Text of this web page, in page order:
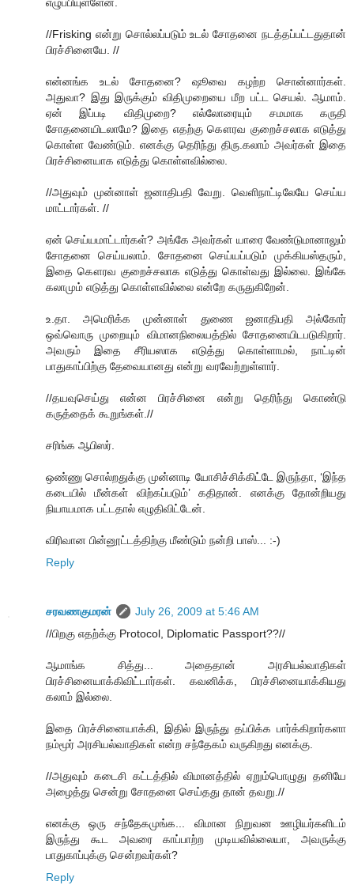
//Frisking என்று சொல்லப்படும் உடல் சோதனை நடத்தப்பட்டதுதான்
பிரச்சினையே. //
என்னங்க உடல் சோதனை? ஷூவை கழற்ற சொன்னார்கள்.
அதுவா? இது இருக்கும் விதிமுறையை மீற பட்ட செயல். ஆமாம்.
ஏன் இப்படி விதிமுறை? எல்லோரையும் சமமாக கருதி
சோதனையிடலாமே? இதை எதற்கு கௌரவ குறைச்சலாக எடுத்து
கொள்ள வேண்டும். எனக்கு தெரிந்து திரு.கலாம் அவர்கள் இதை
பிரச்சினையாக எடுத்து கொள்ளவில்லை.
//அதுவும் முன்னாள் ஜனாதிபதி வேறு. வெளிநாட்டிலேயே செய்ய
மாட்டார்கள். //
ஏன் செய்யமாட்டார்கள்? அங்கே அவர்கள் யாரை வேண்டுமானாலும்
சோதனை செய்யலாம். சோதனை செய்யப்படும் முக்கியஸ்தரும்,
இதை கௌரவ குறைச்சலாக எடுத்து கொள்வது இல்லை. இங்கே
கலாமும் எடுத்து கொள்ளவில்லை என்றே கருதுகிறேன்.
உ.தா. அமெரிக்க முன்னாள் துணை ஜனாதிபதி அல்கோர்
ஒவ்வொரு முறையும் விமானநிலையத்தில் சோதனையிடபடுகிறார்.
அவரும் இதை சீரியஸாக எடுத்து கொள்ளாமல், நாட்டின்
பாதுகாப்பிற்கு தேவையானது என்று வரவேற்றுள்ளார்.
//தயவுசெய்து என்ன பிரச்சினை என்று தெரிந்து கொண்டு
கருத்தைக் கூறுங்கள்.//
சரிங்க ஆபிஸர்.
ஒண்ணு சொல்றதுக்கு முன்னாடி யோசிச்சிக்கிட்டே இருந்தா, ‘இந்த
கடையில் மீன்கள் விற்கப்படும்’ கதிதான். எனக்கு தோன்றியது
நியாயமாக பட்டதால் எழுதிவிட்டேன்.
விரிவான பின்னூட்டத்திற்கு மீண்டும் நன்றி பாஸ்... :-)
Reply
சரவணகுமரன்
July 26, 2009 at 5:46 AM
//பிறகு எதற்க்கு Protocol, Diplomatic Passport??//
ஆமாங்க சித்து... அதைதான் அரசியல்வாதிகள்
பிரச்சினையாக்கிவிட்டார்கள். கவனிக்க, பிரச்சினையாக்கியது
கலாம் இல்லை.
இதை பிரச்சினையாக்கி, இதில் இருந்து தப்பிக்க பார்க்கிறார்களா
நம்மூர் அரசியல்வாதிகள் என்ற சந்தேகம் வருகிறது எனக்கு.
//அதுவும் கடைசி கட்டத்தில் விமானத்தில் ஏறும்பொழுது தனியே
அழைத்து சென்று சோதனை செய்தது தான் தவறு.//
எனக்கு ஒரு சந்தேகமுங்க... விமான நிறுவன ஊழியர்களிடம்
இருந்து கூட அவரை காப்பாற்ற முடியவில்லையா, அவருக்கு
பாதுகாப்புக்கு சென்றவர்கள்?
Reply